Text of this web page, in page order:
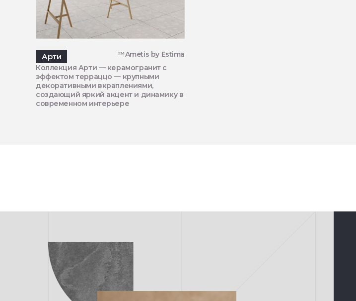
Арти
™Ametis by Estima
Коллекция Арти — керамогранит с
эффектом терраццо — крупными
декоративными вкраплениями,
создающий яркий акцент и динамику в
современном интерьере